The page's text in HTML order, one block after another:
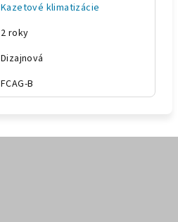
Kazetové klimatizácie
2 roky
Dizajnová
FCAG-B